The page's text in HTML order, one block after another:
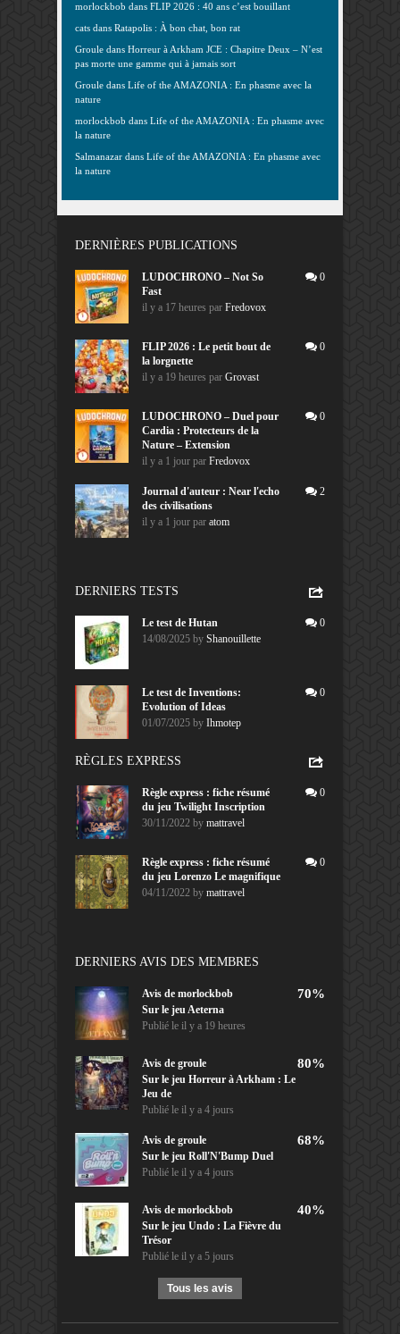
morlockbob dans FLIP 2026 : 40 ans c’est bouillant
cats dans Ratapolis : À bon chat, bon rat
Groule dans Horreur à Arkham JCE : Chapitre Deux – N’est
pas morte une gamme qui à jamais sort
Groule dans Life of the AMAZONIA : En phasme avec la
nature
morlockbob dans Life of the AMAZONIA : En phasme avec
la nature
Salmanazar dans Life of the AMAZONIA : En phasme avec
la nature
DERNIÈRES PUBLICATIONS
LUDOCHRONO – Not So
Fast
il y a 17 heures par Fredovox
0
FLIP 2026 : Le petit bout de
la lorgnette
il y a 19 heures par Grovast
0
LUDOCHRONO – Duel pour
Cardia : Protecteurs de la
Nature – Extension
il y a 1 jour par Fredovox
0
Journal d'auteur : Near l'echo
des civilisations
il y a 1 jour par atom
2
DERNIERS TESTS
Le test de Hutan
14/08/2025 by Shanouillette
0
Le test de Inventions:
Evolution of Ideas
01/07/2025 by Ihmotep
0
RÈGLES EXPRESS
Règle express : fiche résumé
du jeu Twilight Inscription
30/11/2022 by mattravel
0
Règle express : fiche résumé
du jeu Lorenzo Le magnifique
04/11/2022 by mattravel
0
DERNIERS AVIS DES MEMBRES
Avis de morlockbob
Sur le jeu Aeterna
Publié le il y a 19 heures
70%
Avis de groule
Sur le jeu Horreur à Arkham : Le
Jeu de
Publié le il y a 4 jours
80%
Avis de groule
Sur le jeu Roll'N'Bump Duel
Publié le il y a 4 jours
68%
Avis de morlockbob
Sur le jeu Undo : La Fièvre du
Trésor
Publié le il y a 5 jours
40%
Tous les avis